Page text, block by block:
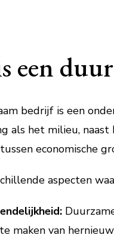
een
bedrijf is een
als het milieu,
economische
aspecten
maken van